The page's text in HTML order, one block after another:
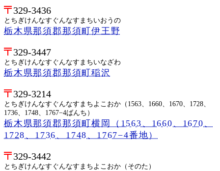
329-3436
とちぎけんなすぐんなすまちいおうの
栃木県那須郡那須町伊王野
329-3447
とちぎけんなすぐんなすまちいなざわ
栃木県那須郡那須町稲沢
329-3214
とちぎけんなすぐんなすまちよこおか（1563、1660、1670、1728、
1736、1748、1767−4ばんち）
栃木県那須郡那須町横岡（1563、1660、1670、
1728、1736、1748、1767−4番地）
329-3442
とちぎけんなすぐんなすまちよこおか（そのた）